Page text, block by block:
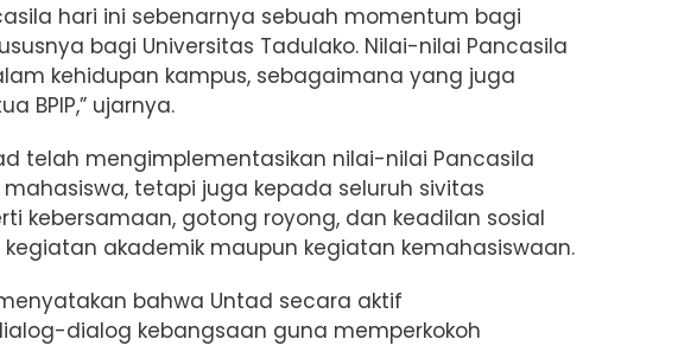
hari ini sebenarnya sebuah momentum bagi
bagi Universitas Tadulako. Nilai-nilai Pancasila
kehidupan kampus, sebagaimana yang juga
BPIP,” ujarnya.
telah mengimplementasikan nilai-nilai Pancasila
tetapi juga kepada seluruh sivitas
kebersamaan, gotong royong, dan keadilan sosial
akademik maupun kegiatan kemahasiswaan.
bahwa Untad secara aktif
dialog kebangsaan guna memperkokoh